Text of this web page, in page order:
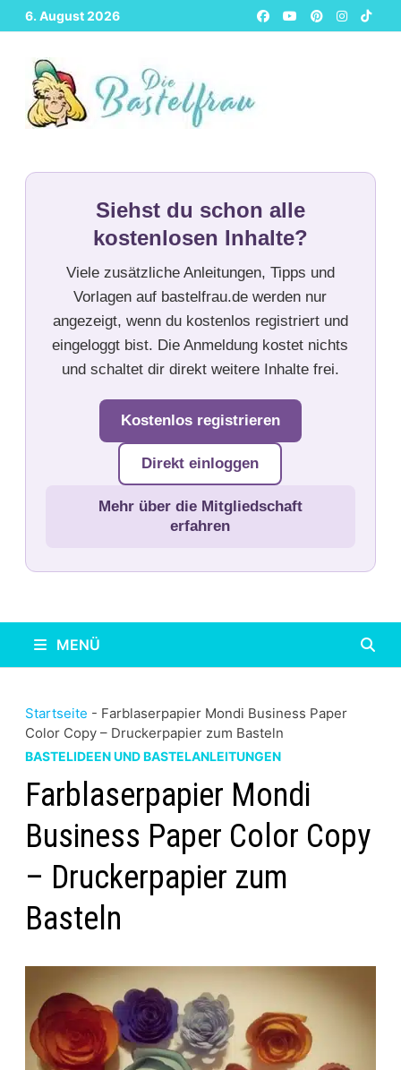
Zurück
zum
Inhalt
6. August 2026
Siehst du schon alle
kostenlosen Inhalte?
Viele zusätzliche Anleitungen, Tipps und
Vorlagen auf bastelfrau.de werden nur
angezeigt, wenn du kostenlos registriert und
eingeloggt bist. Die Anmeldung kostet nichts
und schaltet dir direkt weitere Inhalte frei.
Kostenlos registrieren
Direkt einloggen
Mehr über die Mitgliedschaft
erfahren
MENÜ
Startseite - Farblaserpapier Mondi Business Paper
Color Copy – Druckerpapier zum Basteln
BASTELIDEEN UND BASTELANLEITUNGEN
Farblaserpapier Mondi
Business Paper Color Copy
– Druckerpapier zum
Basteln